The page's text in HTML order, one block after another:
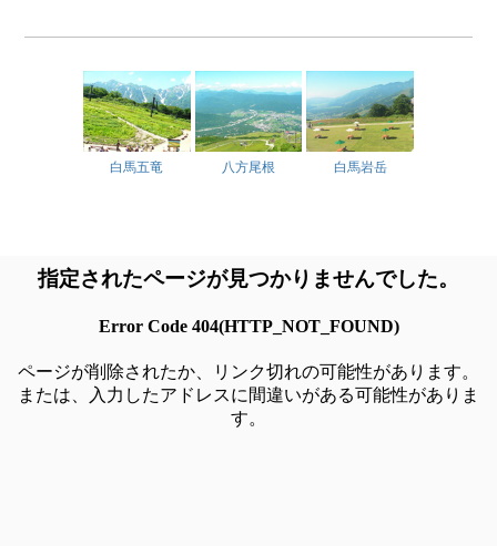
白馬五竜 八方尾根 白馬岩岳